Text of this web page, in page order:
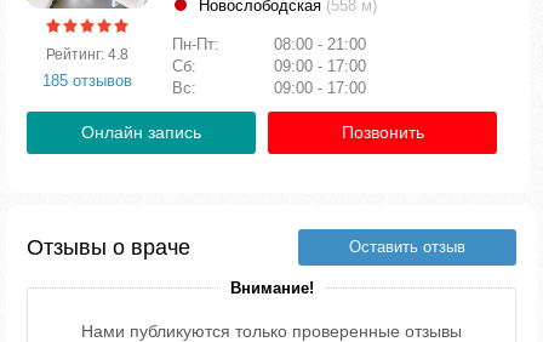
Рейтинг: 4.8
185 отзывов
Новослободская (558 м)
Пн-Пт:
08:00 - 21:00
Сб:
09:00 - 17:00
Вс:
09:00 - 17:00
Онлайн запись Позвонить
Отзывы о враче Оставить отзыв
Внимание!
Нами публикуются только проверенные отзывы